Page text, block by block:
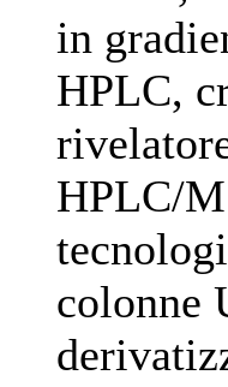
in
HPLC,
HPLC/
colonne